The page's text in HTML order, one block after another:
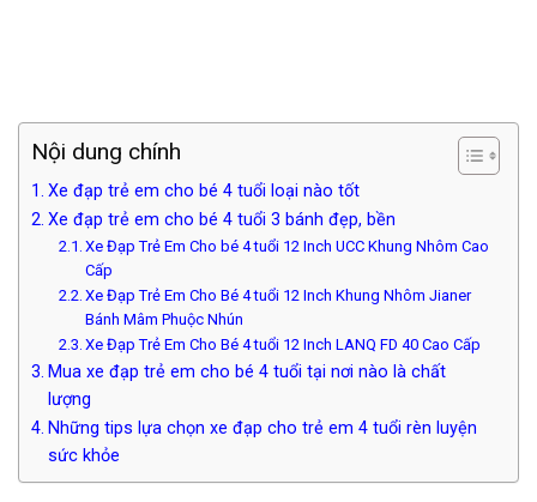
Nội dung chính
Xe đạp trẻ em cho bé 4 tuổi loại nào tốt
Xe đạp trẻ em cho bé 4 tuổi 3 bánh đẹp, bền
Xe Đạp Trẻ Em Cho bé 4 tuổi 12 Inch UCC Khung Nhôm Cao
Cấp
Xe Đạp Trẻ Em Cho Bé 4 tuổi 12 Inch Khung Nhôm Jianer
Bánh Mâm Phuộc Nhún
Xe Đạp Trẻ Em Cho Bé 4 tuổi 12 Inch LANQ FD 40 Cao Cấp
Mua xe đạp trẻ em cho bé 4 tuổi tại nơi nào là chất
lượng
Những tips lựa chọn xe đạp cho trẻ em 4 tuổi rèn luyện
sức khỏe